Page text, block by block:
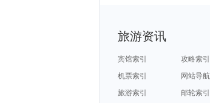
旅游资讯
宾馆索引
攻略索引
机票索引
网站导航
旅游索引
邮轮索引